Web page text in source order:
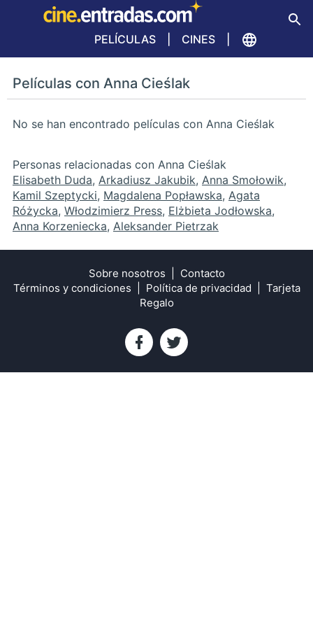
PELÍCULAS CINES
Películas con Anna Cieślak
No se han encontrado películas con Anna Cieślak
Personas relacionadas con Anna Cieślak
Elisabeth Duda, Arkadiusz Jakubik, Anna Smołowik,
Kamil Szeptycki, Magdalena Popławska, Agata
Różycka, Włodzimierz Press, Elżbieta Jodłowska,
Anna Korzeniecka, Aleksander Pietrzak
Sobre nosotros
Contacto
Términos y condiciones
Política de privacidad
Tarjeta
Regalo